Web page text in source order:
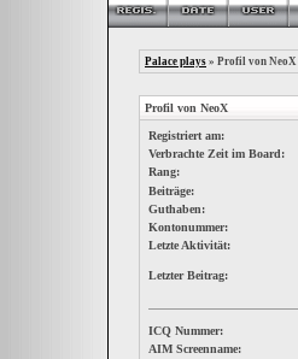
Palace plays » Profil von NeoX
Profil von NeoX
Registriert am:
Verbrachte Zeit im Board:
Rang:
Beiträge:
Guthaben:
Kontonummer:
Letzte Aktivität:
Letzter Beitrag:
ICQ Nummer:
AIM Screenname: